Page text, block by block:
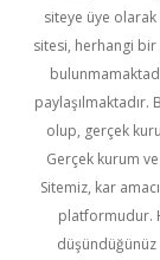
siteye üye
sitesi, herhangi bir
olup, gerçek
Gerçek kurum
Sitemiz, kar
platformudur.